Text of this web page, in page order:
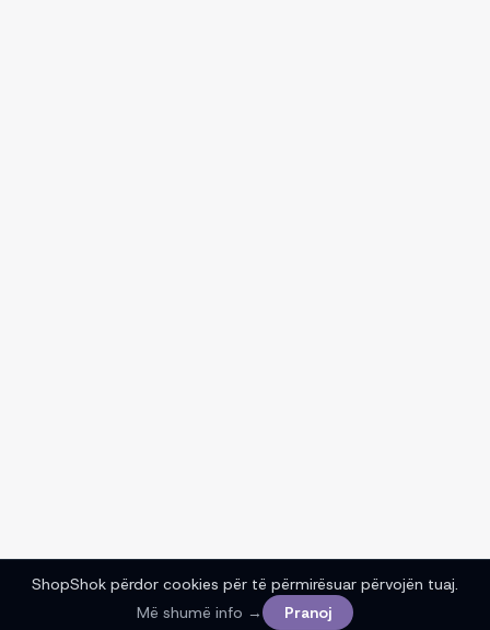
ShopShok përdor cookies për të përmirësuar përvojën tuaj.
Më shumë info →
Pranoj